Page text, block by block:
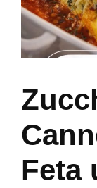
Feta